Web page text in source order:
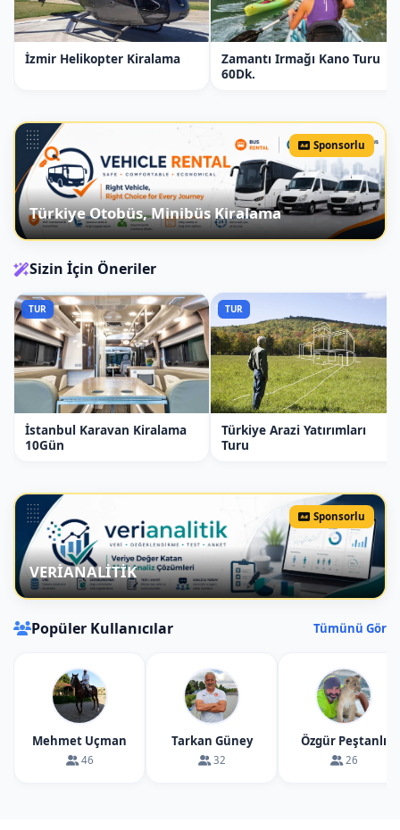
*Programda, tur seyir hızına göre 10-20
DK. +- geç/erken dönüşler olabilir. Aktivite
sağlayıcı bu erken veya geç dönüşlerden
#kartepe-at-turu #kartepe-horseback-riding-tour
#equestrian-tour #horse-riding #horses #horse-
riding-kocaeli #turkey-horseback-riding #turkey-
equestrian-tours #turkey #kartepe #kocaeli #istanbul
#at-turu
KARTEPE AT ÇİFTLİĞİ İÇİN YOL TARİFİ AL
İzmir Helikopter Kiralama
Zamantı Irmağı Kano Turu
60Dk.
Sponsorlu
Türkiye Otobüs, Minibüs Kiralama
Sizin İçin Öneriler
TUR
İstanbul Karavan Kiralama
10Gün
TUR
Türkiye Arazi Yatırımları
Turu
Sponsorlu
VERİANALİTİK
Popüler Kullanıcılar Tümünü Gör
Mehmet Uçman
46
Tarkan Güney
32
Özgür Peştanlı
26